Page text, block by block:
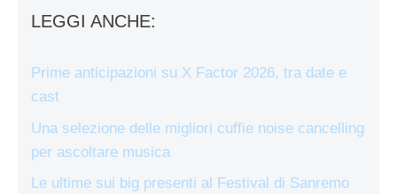
LEGGI ANCHE:
Prime anticipazioni su X Factor 2026, tra date e
cast
Una selezione delle migliori cuffie noise cancelling
per ascoltare musica
Le ultime sui big presenti al Festival di Sanremo